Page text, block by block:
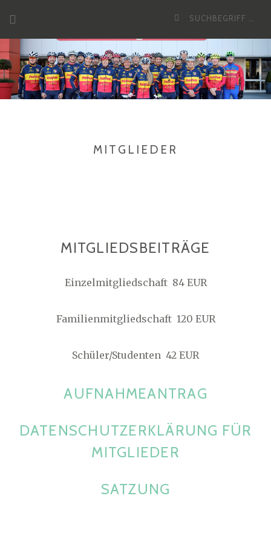
Inhalt
Suche
MITGLIEDER
MITGLIEDSBEITRÄGE
Einzelmitgliedschaft 84 EUR
Familienmitgliedschaft 120 EUR
Schüler/Studenten 42 EUR
AUFNAHMEANTRAG
DATENSCHUTZERKLÄRUNG FÜR
MITGLIEDER
SATZUNG